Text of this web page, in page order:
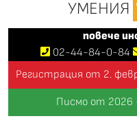
УМЕНИЯ
повече
02-44-84-0-84
Регистрация от 2.
Писмо от